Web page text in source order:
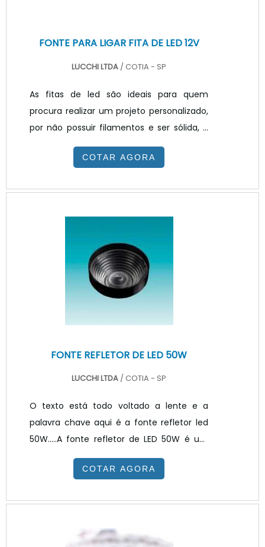
FONTE PARA LIGAR FITA DE LED 12V
LUCCHI LTDA / COTIA - SP
As fitas de led são ideais para quem
procura realizar um projeto personalizado,
por não possuir filamentos e ser sólida, e
serem flexíveis, sendo possível cortar é
possível cortar a fita no tamanho que
quaisquer ambientes. As utilizações da fita
lâmpadas convencionais não seria
possível, como em sancas, nichos,
espelhos em até movéis. Para que todo o
produto funcione com máxima q.
COTAR AGORA
FONTE REFLETOR DE LED 50W
LUCCHI LTDA / COTIA - SP
O texto está todo voltado a lente e a
palavra chave aqui é a fonte refletor led
50W.....A fonte refletor de LED 50W é um
dispositivo de controle da luz que
harmoniza as tensões padronizadas da
necessária para o funcionamento do LED.
refletor, holder, COB LED e
COTAR AGORA